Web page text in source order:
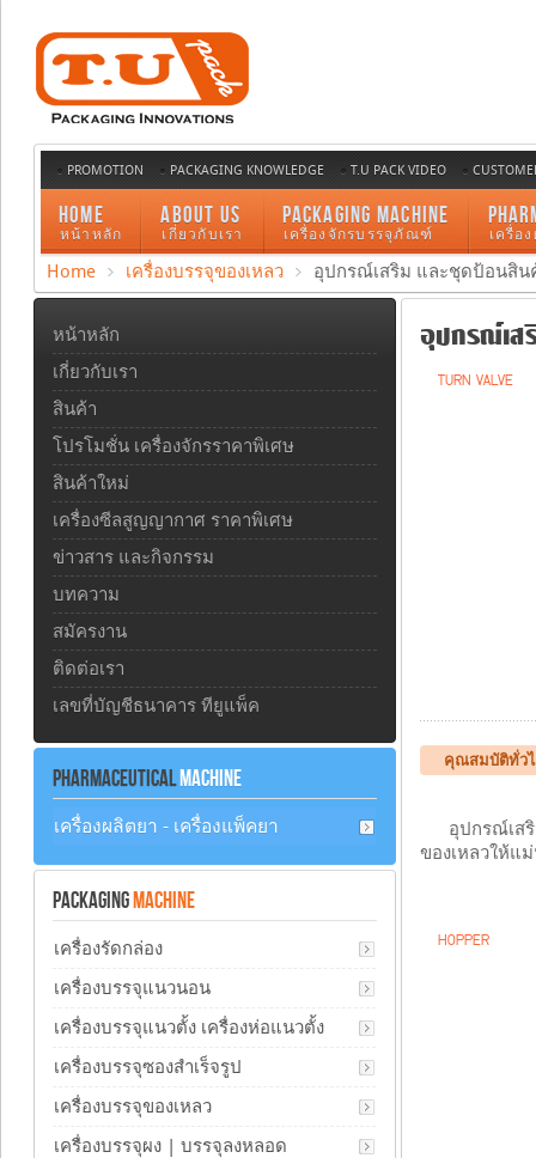
PROMOTION PACKAGING KNOWLEDGE T.U PACK VIDEO
HOME
หน้าหลัก
ABOUT US
เกี่ยวกับเรา
PACKAGING MACHINE
เครื่องจักรบรรจุภัณฑ์ เครื่อ
Home เครื่องบรรจุของเหลว อุปกรณ์เสริม และชุดป้อนสิน
อุปกรณ์เส
TURN VALVE
คุณสมบัติทั่วไ
อุปกรณ์เสริม
ของเหลวให้แ
HOPPER
หน้าหลัก
เกี่ยวกับเรา
สินค้า
โปรโมชั่น เครื่องจักรราคาพิเศษ
สินค้าใหม่
เครื่องซีลสูญญากาศ ราคาพิเศษ
ข่าวสาร และกิจกรรม
บทความ
สมัครงาน
ติดต่อเรา
เลขที่บัญชีธนาคาร ทียูแพ็ค
PHARMACEUTICALMACHINE
เครื่องผลิตยา - เครื่องแพ็คยา
PACKAGING MACHINE
เครื่องรัดกล่อง
เครื่องบรรจุแนวนอน
เครื่องบรรจุแนวตั้ง เครื่องห่อแนวตั้ง
เครื่องบรรจุซองสำเร็จรูป
เครื่องบรรจุของเหลว
เครื่องบรรจุผง | บรรจุลงหลอด